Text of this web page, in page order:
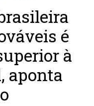
é
à
aponta